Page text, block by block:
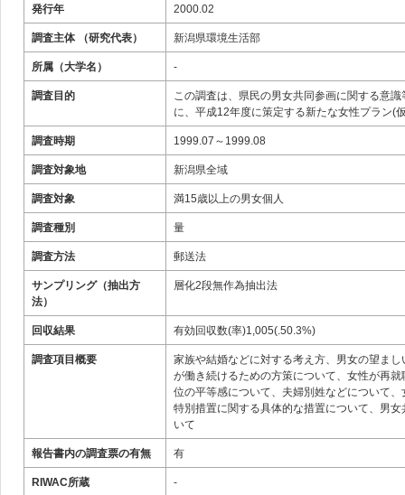
発行年 2000.02
調査主体 （研究代表） 新潟県環境生活部
所属（大学名） -
調査目的
この調査は、県民の男女共同参画に関する意
に、平成12年度に策定する新たな女性プラン(
調査時期 1999.07～1999.08
調査対象地 新潟県全域
調査対象 満15歳以上の男女個人
調査種別 量
調査方法 郵送法
サンプリング（抽出方
法）
層化2段無作為抽出法
回収結果 有効回収数(率)1,005(.50.3%)
調査項目概要
家族や結婚などに対する考え方、男女の望ま
が働き続けるための方策について、女性が再
位の平等感について、夫婦別姓などについて
特別措置に関する具体的な措置について、男
いて
報告書内の調査票の有無 有
RIWAC所蔵 -